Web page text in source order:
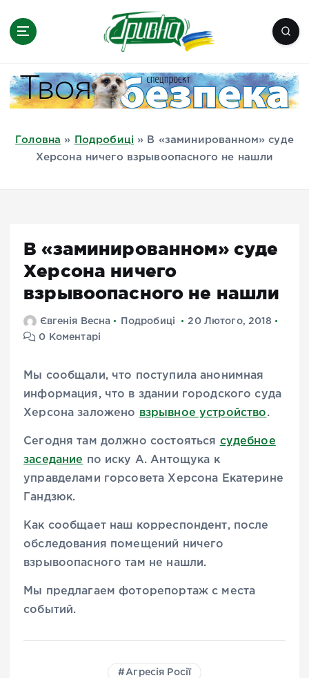
Миколаїв, Одеса, Мелітополь
Головна » Подробиці »
В «заминированном» суде
Херсона ничего взрывоопасного не нашли
В «заминированном» суде
Херсона ничего
взрывоопасного не нашли
Євгенія Весна Подробиці
20 Лютого, 2018
0 Коментарі
Мы сообщали, что поступила анонимная
информация, что в здании городского суда
Херсона заложено взрывное устройство .
Сегодня там должно состояться судебное
заседание по иску А. Антощука к
управделами горсовета Херсона Екатерине
Гандзюк.
Как сообщает наш корреспондент, после
обследования помещений ничего
взрывоопасного там не нашли.
Мы предлагаем фоторепортаж с места
событий.
Агресія Росії